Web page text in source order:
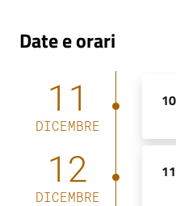
Date e orari
11
DICEMBRE
12
DICEMBRE